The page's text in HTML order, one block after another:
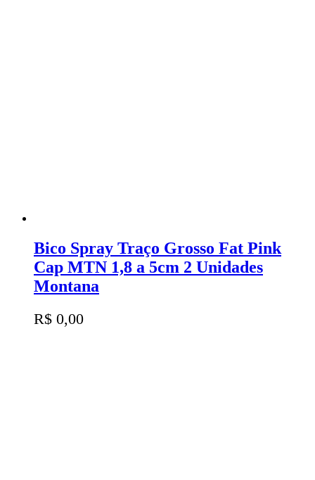
Bico Spray Traço Grosso Fat Pink
Cap MTN 1,8 a 5cm 2 Unidades
Montana
R$ 0,00